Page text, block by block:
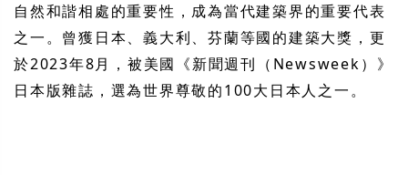
自然和諧相處的重要性，成為當代建築界的重要代表
之一。曾獲日本、義大利、芬蘭等國的建築大獎，更
於2023年8月，被美國《新聞週刊（Newsweek）》
日本版雜誌，選為世界尊敬的100大日本人之一。